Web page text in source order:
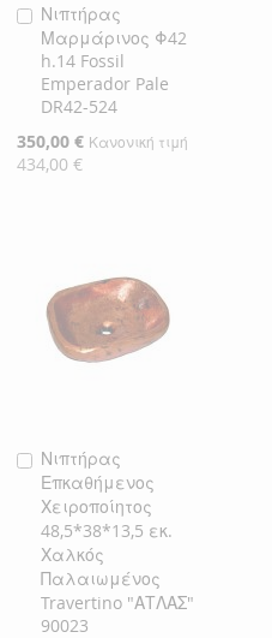
Νιπτήρας
Μαρμάρινος Φ42
h.14 Fossil
Emperador Pale
DR42-524
Ειδική
Τιμή
350,00 € Κανονική τιμή
434,00 €
Προσθήκη
στο
Καλάθι
Νιπτήρας
Επκαθήμενος
Χειροποίητος
48,5*38*13,5 εκ.
Χαλκός
Παλαιωμένος
Travertino "ΑΤΛΑΣ"
90023
Προσθήκη
στο
Καλάθι